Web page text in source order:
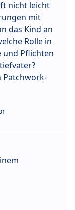
nicht leicht
mit
das Kind an
Rolle in
und Pflichten
Patchwork-